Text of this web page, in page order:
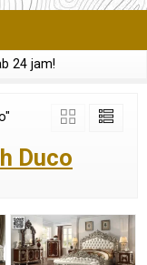
24 jam!
Duco